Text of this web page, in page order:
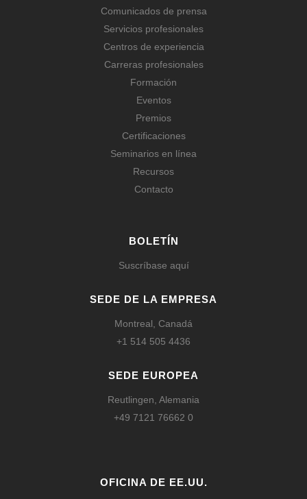
Comunicados de prensa
Servicios profesionales
Centros de experiencia
Carreras profesionales
Formación
Eventos
Premios
Certificaciones
Seminarios en línea
Recursos
Contacto
BOLETÍN
Suscríbase aquí
SEDE DE LA EMPRESA
Montreal, Canadá
+1 514 505 4436
SEDE EUROPEA
Reutlingen, Alemania
+49 7121 76662 0
OFICINA DE EE.UU.